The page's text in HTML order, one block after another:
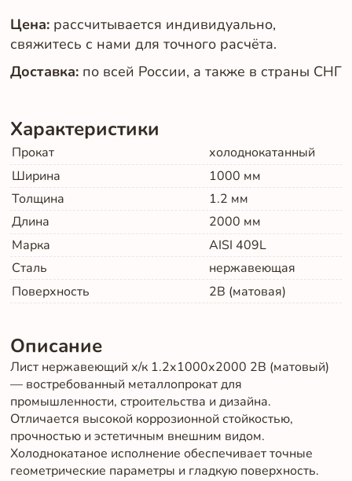
Цена: рассчитывается индивидуально,
свяжитесь с нами для точного расчёта.
Доставка: по всей России, а также в страны СНГ
Характеристики
Прокат
холоднокатанный
Ширина
1000 мм
Толщина
1.2 мм
Длина
2000 мм
Марка
AISI 409L
Сталь
нержавеющая
Поверхность
2B (матовая)
Описание
Лист нержавеющий х/к 1.2х1000х2000 2B (матовый)
— востребованный металлопрокат для
промышленности, строительства и дизайна.
Отличается высокой коррозионной стойкостью,
прочностью и эстетичным внешним видом.
Холоднокатаное исполнение обеспечивает точные
геометрические параметры и гладкую поверхность.